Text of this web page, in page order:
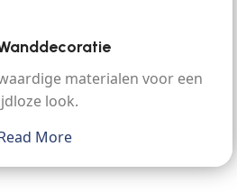
materialen voor een
look.
More